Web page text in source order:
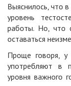
Выяснилось, что
уровень
работы. Но, что
оставаться
Проще говоря,
употребляют в
уровня важного